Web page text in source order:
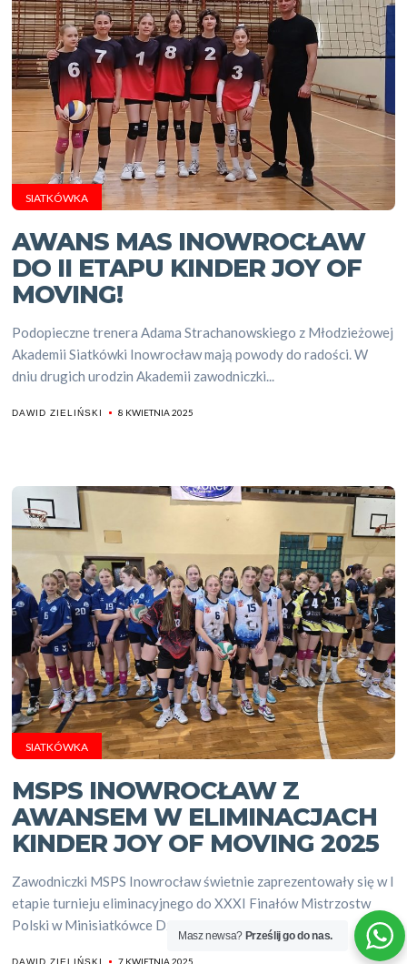
SIATKÓWKA
AWANS MAS INOWROCŁAW
DO II ETAPU KINDER JOY OF
MOVING!
Podopieczne trenera Adama Strachanowskiego z Młodzieżowej
Akademii Siatkówki Inowrocław mają powody do radości. W
dniu drugich urodzin Akademii zawodniczki...
DAWID ZIELIŃSKI 8 KWIETNIA 2025
SIATKÓWKA
MSPS INOWROCŁAW Z
AWANSEM W ELIMINACJACH
KINDER JOY OF MOVING 2025
Zawodniczki MSPS Inowrocław świetnie zaprezentowały się w I
etapie turnieju eliminacyjnego do XXXI Finałów Mistrzostw
Polski w Minisiatkówce Dziewcząt...
DAWID ZIELIŃSKI 7 KWIETNIA 2025
Masz newsa? Prześlij go do nas.